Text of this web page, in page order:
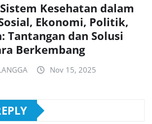
Kesehatan dalam
Ekonomi, Politik,
Tantangan dan Solusi
Berkembang
Nov 15, 2025